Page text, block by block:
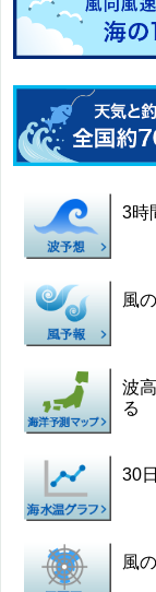
3時
風
波
る
30
風